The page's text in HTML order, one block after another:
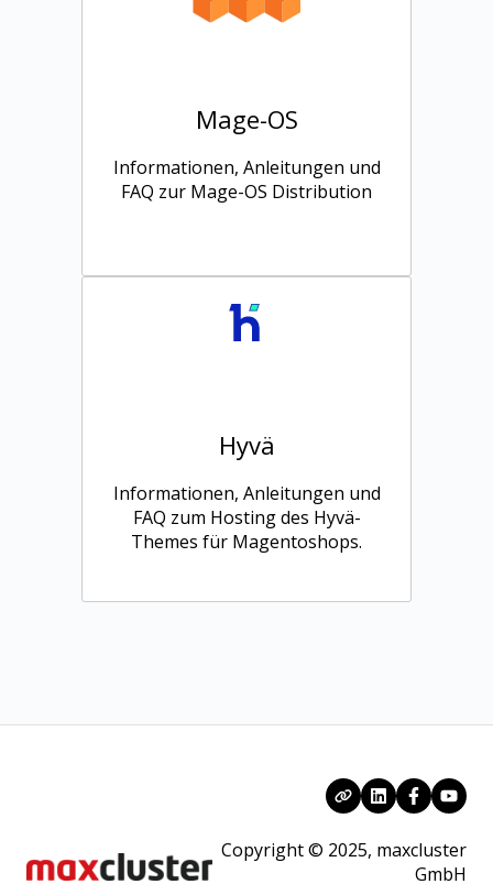
Mage-OS
Informationen, Anleitungen und
FAQ zur Mage-OS Distribution
Hyvä
Informationen, Anleitungen und
FAQ zum Hosting des Hyvä-
Themes für Magentoshops.
Copyright © 2025, maxcluster
GmbH